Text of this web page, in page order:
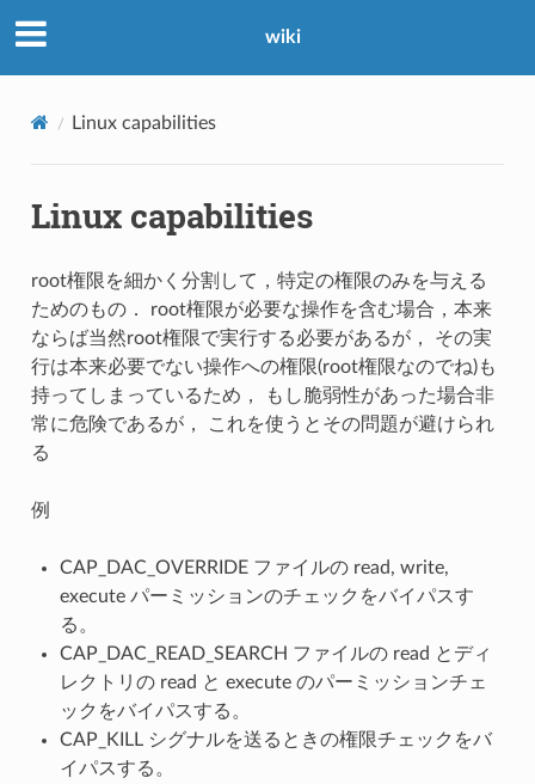
wiki
Linux capabilities
Linux capabilities
root権限を細かく分割して，特定の権限のみを与える
ためのもの． root権限が必要な操作を含む場合，本来
ならば当然root権限で実行する必要があるが， その実
行は本来必要でない操作への権限(root権限なのでね)も
持ってしまっているため， もし脆弱性があった場合非
常に危険であるが， これを使うとその問題が避けられ
る
例
CAP_DAC_OVERRIDE ファイルの read, write,
execute パーミッションのチェックをバイパスす
る。
CAP_DAC_READ_SEARCH ファイルの read とディ
レクトリの read と execute のパーミッションチェ
ックをバイパスする。
CAP_KILL シグナルを送るときの権限チェックをバ
イパスする。